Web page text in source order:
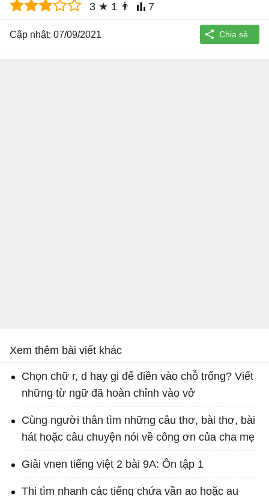
3 ★ 1 👨 7
Cập nhật: 07/09/2021
Xem thêm bài viết khác
Chọn chữ r, d hay gi để điền vào chỗ trống? Viết
những từ ngữ đã hoàn chỉnh vào vở
Cùng người thân tìm những câu thơ, bài thơ, bài
hát hoặc câu chuyện nói về công ơn của cha mẹ
Giải vnen tiếng việt 2 bài 9A: Ôn tập 1
Thi tìm nhanh các tiếng chứa vần ao hoặc au